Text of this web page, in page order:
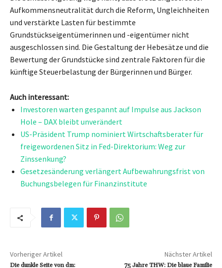
Aufkommensneutralität durch die Reform, Ungleichheiten
und verstärkte Lasten für bestimmte
Grundstückseigentümerinnen und -eigentümer nicht
ausgeschlossen sind. Die Gestaltung der Hebesätze und die
Bewertung der Grundstücke sind zentrale Faktoren für die
künftige Steuerbelastung der Bürgerinnen und Bürger.
Auch interessant:
Investoren warten gespannt auf Impulse aus Jackson
Hole – DAX bleibt unverändert
US-Präsident Trump nominiert Wirtschaftsberater für
freigewordenen Sitz in Fed-Direktorium: Weg zur
Zinssenkung?
Gesetzesänderung verlängert Aufbewahrungsfrist von
Buchungsbelegen für Finanzinstitute
Vorheriger Artikel
Die dunkle Seite von dm:
Nächster Artikel
75 Jahre THW: Die blaue Familie